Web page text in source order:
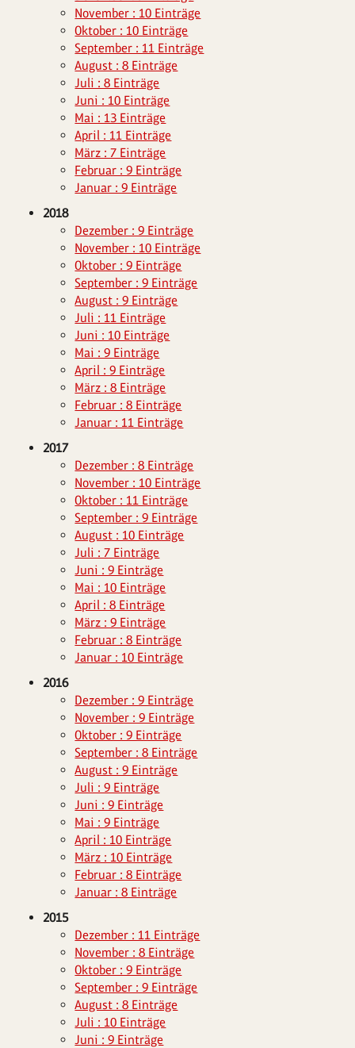
November : 10 Einträge
Oktober : 10 Einträge
September : 11 Einträge
August : 8 Einträge
Juli : 8 Einträge
Juni : 10 Einträge
Mai : 13 Einträge
April : 11 Einträge
März : 7 Einträge
Februar : 9 Einträge
Januar : 9 Einträge
2018
Dezember : 9 Einträge
November : 10 Einträge
Oktober : 9 Einträge
September : 9 Einträge
August : 9 Einträge
Juli : 11 Einträge
Juni : 10 Einträge
Mai : 9 Einträge
April : 9 Einträge
März : 8 Einträge
Februar : 8 Einträge
Januar : 11 Einträge
2017
Dezember : 8 Einträge
November : 10 Einträge
Oktober : 11 Einträge
September : 9 Einträge
August : 10 Einträge
Juli : 7 Einträge
Juni : 9 Einträge
Mai : 10 Einträge
April : 8 Einträge
März : 9 Einträge
Februar : 8 Einträge
Januar : 10 Einträge
2016
Dezember : 9 Einträge
November : 9 Einträge
Oktober : 9 Einträge
September : 8 Einträge
August : 9 Einträge
Juli : 9 Einträge
Juni : 9 Einträge
Mai : 9 Einträge
April : 10 Einträge
März : 10 Einträge
Februar : 8 Einträge
Januar : 8 Einträge
2015
Dezember : 11 Einträge
November : 8 Einträge
Oktober : 9 Einträge
September : 9 Einträge
August : 8 Einträge
Juli : 10 Einträge
Juni : 9 Einträge